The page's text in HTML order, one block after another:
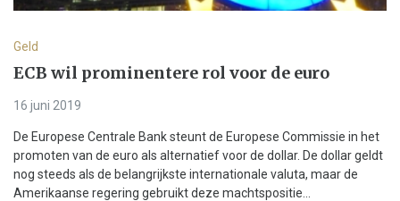
Geld
ECB wil prominentere rol voor de euro
16 juni 2019
De Europese Centrale Bank steunt de Europese Commissie in het
promoten van de euro als alternatief voor de dollar. De dollar geldt
nog steeds als de belangrijkste internationale valuta, maar de
Amerikaanse regering gebruikt deze machtspositie...